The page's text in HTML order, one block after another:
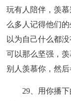
玩有人陪伴，羡
么多人记得他们
以为自己什么都
可以那么坚强，
别人羡慕你，然后
29、用你播